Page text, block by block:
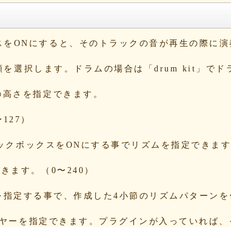
66befeb510
ba23f8e41e
dee16d27c4
d5377cd92c
924420a7a3
2038b53613
b38ab1d1b8
ONにすると、そのトラックの音が再生の際に演
選択します。ドラムの場合は「drum kit」でド
さを指定できます。
）
ボックスをONにする事でリズムを指定できます
ます。（0〜240）
する事で、作成した4小節のリズムパターンを
を指定できます。プラグインが入っていれば、